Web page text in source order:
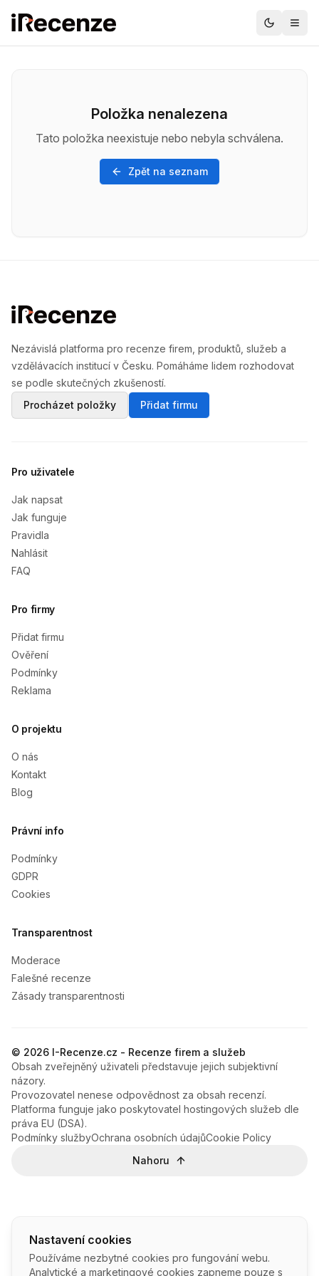
Položka nenalezena
Tato položka neexistuje nebo nebyla schválena.
Zpět na seznam
Nastavení cookies
Používáme nezbytné cookies pro fungování webu.
Analytické a marketingové cookies zapneme pouze s
Nezávislá platforma pro recenze firem, produktů, služeb a
vzdělávacích institucí v Česku. Pomáháme lidem rozhodovat
se podle skutečných zkušeností.
Procházet položky
Přidat firmu
Pro uživatele
Jak napsat
Jak funguje
Pravidla
Nahlásit
FAQ
Pro firmy
Přidat firmu
Ověření
Podmínky
Reklama
O projektu
O nás
Kontakt
Blog
Právní info
Podmínky
GDPR
Cookies
Transparentnost
Moderace
Falešné recenze
Zásady transparentnosti
© 2026 I-Recenze.cz - Recenze firem a služeb
Obsah zveřejněný uživateli představuje jejich subjektivní
názory.
Provozovatel nenese odpovědnost za obsah recenzí.
Platforma funguje jako poskytovatel hostingových služeb dle
práva EU (DSA).
Podmínky službyOchrana osobních údajůCookie Policy
Nahoru